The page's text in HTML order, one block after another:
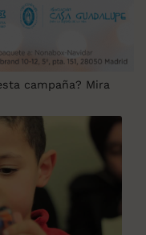
campaña? Mira